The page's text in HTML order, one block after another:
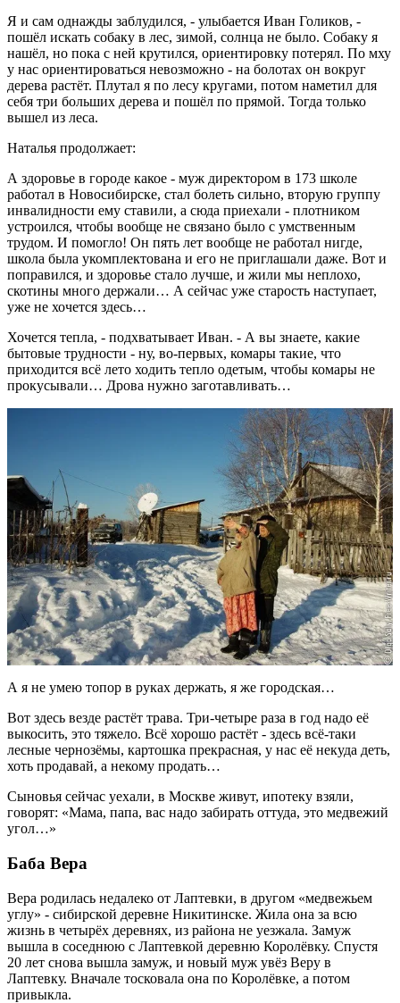
Я и сам однажды заблудился, - улыбается Иван Голиков, -
пошёл искать собаку в лес, зимой, солнца не было. Собаку я
нашёл, но пока с ней крутился, ориентировку потерял. По мху
у нас ориентироваться невозможно - на болотах он вокруг
дерева растёт. Плутал я по лесу кругами, потом наметил для
себя три больших дерева и пошёл по прямой. Тогда только
вышел из леса.
Наталья продолжает:
А здоровье в городе какое - муж директором в 173 школе
работал в Новосибирске, стал болеть сильно, вторую группу
инвалидности ему ставили, а сюда приехали - плотником
устроился, чтобы вообще не связано было с умственным
трудом. И помогло! Он пять лет вообще не работал нигде,
школа была укомплектована и его не приглашали даже. Вот и
поправился, и здоровье стало лучше, и жили мы неплохо,
скотины много держали… А сейчас уже старость наступает,
уже не хочется здесь…
Хочется тепла, - подхватывает Иван. - А вы знаете, какие
бытовые трудности - ну, во-первых, комары такие, что
приходится всё лето ходить тепло одетым, чтобы комары не
прокусывали… Дрова нужно заготавливать…
А я не умею топор в руках держать, я же городская…
Вот здесь везде растёт трава. Три-четыре раза в год надо её
выкосить, это тяжело. Всё хорошо растёт - здесь всё-таки
лесные чернозёмы, картошка прекрасная, у нас её некуда деть,
хоть продавай, а некому продать…
Сыновья сейчас уехали, в Москве живут, ипотеку взяли,
говорят: «Мама, папа, вас надо забирать оттуда, это медвежий
угол…»
Баба Вера
Вера родилась недалеко от Лаптевки, в другом «медвежьем
углу» - сибирской деревне Никитинске. Жила она за всю
жизнь в четырёх деревнях, из района не уезжала. Замуж
вышла в соседнюю с Лаптевкой деревню Королёвку. Спустя
20 лет снова вышла замуж, и новый муж увёз Веру в
Лаптевку. Вначале тосковала она по Королёвке, а потом
привыкла.